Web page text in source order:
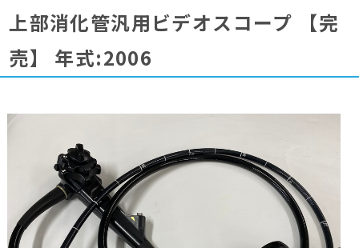
上部消化管汎用ビデオスコープ
【完
売】
年式:2006